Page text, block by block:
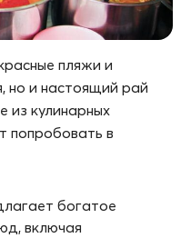
пляжи и
но и настоящий рай
из кулинарных
попробовать в
богатое
включая